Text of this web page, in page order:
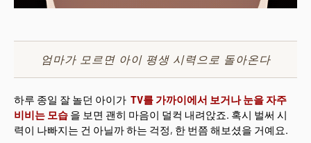
엄마가 모르면 아이 평생 시력으로 돌아온다
하루 종일 잘 놀던 아이가 TV를 가까이에서 보거나 눈을 자주
비비는 모습 을 보면 괜히 마음이 덜컥 내려앉죠. 혹시 벌써 시
력이 나빠지는 건 아닐까 하는 걱정, 한 번쯤 해보셨을 거예요.